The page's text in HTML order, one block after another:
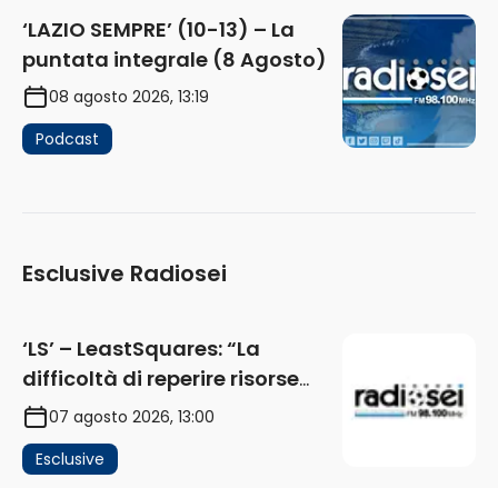
‘LAZIO SEMPRE’ (10-13) – La
puntata integrale (8 Agosto)
08 agosto 2026, 13:19
Podcast
Esclusive Radiosei
‘LS’ – LeastSquares: “La
difficoltà di reperire risorse
impatta sul mercato. Senza
investimenti non arrivano i
ricavi” (AUDIO)
07 agosto 2026, 13:00
Esclusive